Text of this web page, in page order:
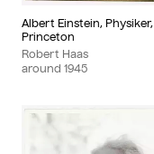
Albert Einstein, Physiker,
Princeton
Robert Haas
around 1945